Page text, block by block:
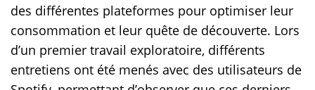
des différentes plateformes pour optimiser leur
consommation et leur quête de découverte. Lors
d’un premier travail exploratoire, différents
entretiens ont été menés avec des utilisateurs de